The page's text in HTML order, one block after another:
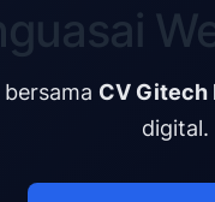
CV Gitech
digital.